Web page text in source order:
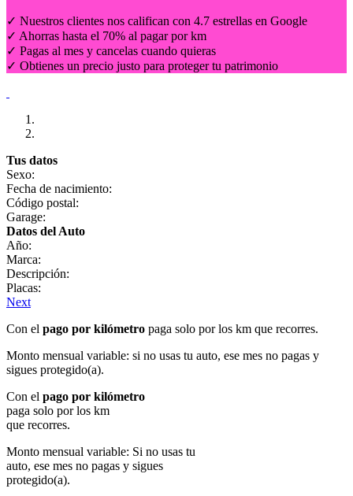
✓ Nuestros clientes nos califican con 4.7 estrellas en Google
✓ Ahorras hasta el 70% al pagar por km
✓ Pagas al mes y cancelas cuando quieras
✓ Obtienes un precio justo para proteger tu patrimonio
Tus datos
Sexo:
Fecha de nacimiento:
Código postal:
Garage:
Datos del Auto
Año:
Marca:
Descripción:
Placas:
Next
Con el pago por kilómetro paga solo por los km que recorres.
Monto mensual variable: si no usas tu auto, ese mes no pagas y
sigues protegido(a).
Con el pago por kilómetro
paga solo por los km
que recorres.
Monto mensual variable: Si no usas tu
auto, ese mes no pagas y sigues
protegido(a).